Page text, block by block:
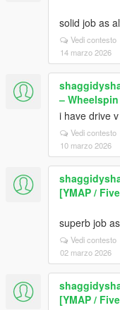
solid job as
Vedi contesto
14 marzo 2026
–
i have drive
Vedi contesto
10 marzo 2026
[YMAP /
superb job
Vedi contesto
02 marzo 2026
[YMAP /